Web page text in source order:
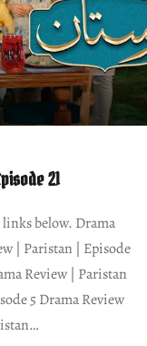
21
links below. Drama
| Paristan | Episode
Review | Paristan
5 Drama Review